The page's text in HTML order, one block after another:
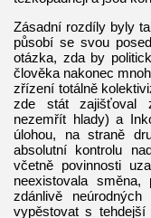
Zásadní rozdíly byly
působí se svou
otázka, zda by
člověka nakonec
zřízení totálně
zde stát zajišťoval
nezemřít hlady) a
úlohou, na straně
absolutní kontrolu
včetně povinnosti
neexistovala
zdánlivě
vypěstovat s tehdejší